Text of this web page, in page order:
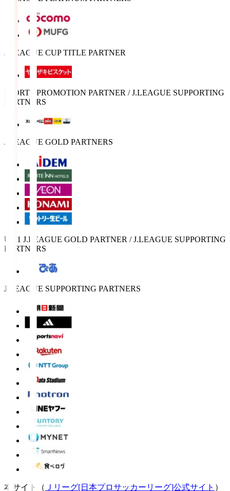
J.LEAGUE CUP TITLE PARTNER
SPORTS PROMOTION PARTNER / J.LEAGUE SUPPORTING
PARTNERS
J.LEAGUE GOLD PARTNERS
U-21 J.LEAGUE GOLD PARTNER / J.LEAGUE SUPPORTING
PARTNERS
J.LEAGUE SUPPORTING PARTNERS
本サイト（ Ｊリーグ[日本プロサッカーリーグ]公式サイト ）